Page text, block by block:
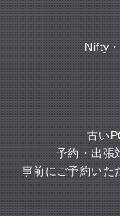
Nifty
古い
予約・出張
事前にご予約いた